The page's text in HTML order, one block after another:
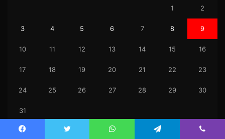
1 2
3 4 5 6 7 8 9
10 11 12 13 14 15 16
17 18 19 20 21 22 23
24 25 26 27 28 29 30
31